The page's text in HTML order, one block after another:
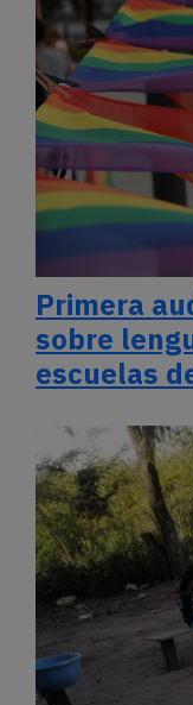
Primera
sobre
escuelas